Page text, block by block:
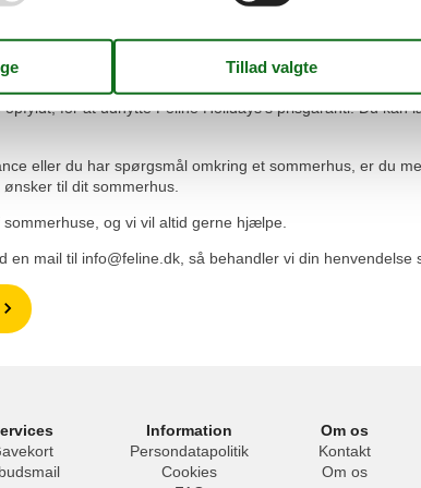
af Feline Holidays's prisgaranti. Det betyder kort og
booket, til en lavere pris andet steds, udbetaler vi
for at udnytte Feline Holidays's prisgaranti. Du kan
eller du har spørgsmål omkring et sommerhus, er du
til dit sommerhus.
og vi vil altid gerne hjælpe.
en mail til info@feline.dk, så behandler vi din henvendelse
Information
Persondatapolitik
Cookies
Om os
Kontakt
Om os